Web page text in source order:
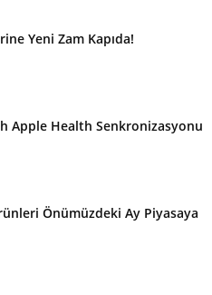
Yeni Zam Kapıda!
Apple Health Senkronizasyonu
Önümüzdeki Ay Piyasaya